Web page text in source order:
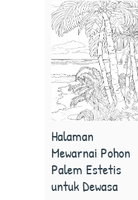
Halaman
Mewarnai Pohon
Palem Estetis
untuk Dewasa